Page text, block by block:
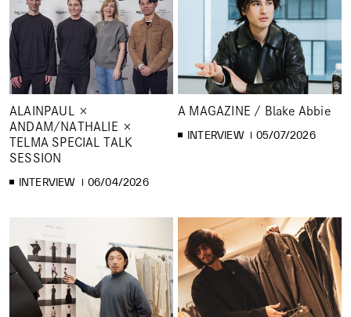
ALAINPAUL ×
ANDAM/NATHALIE ×
TELMA SPECIAL TALK
SESSION
INTERVIEW 06/04/2026
A MAGAZINE / Blake Abbie
INTERVIEW 05/07/2026